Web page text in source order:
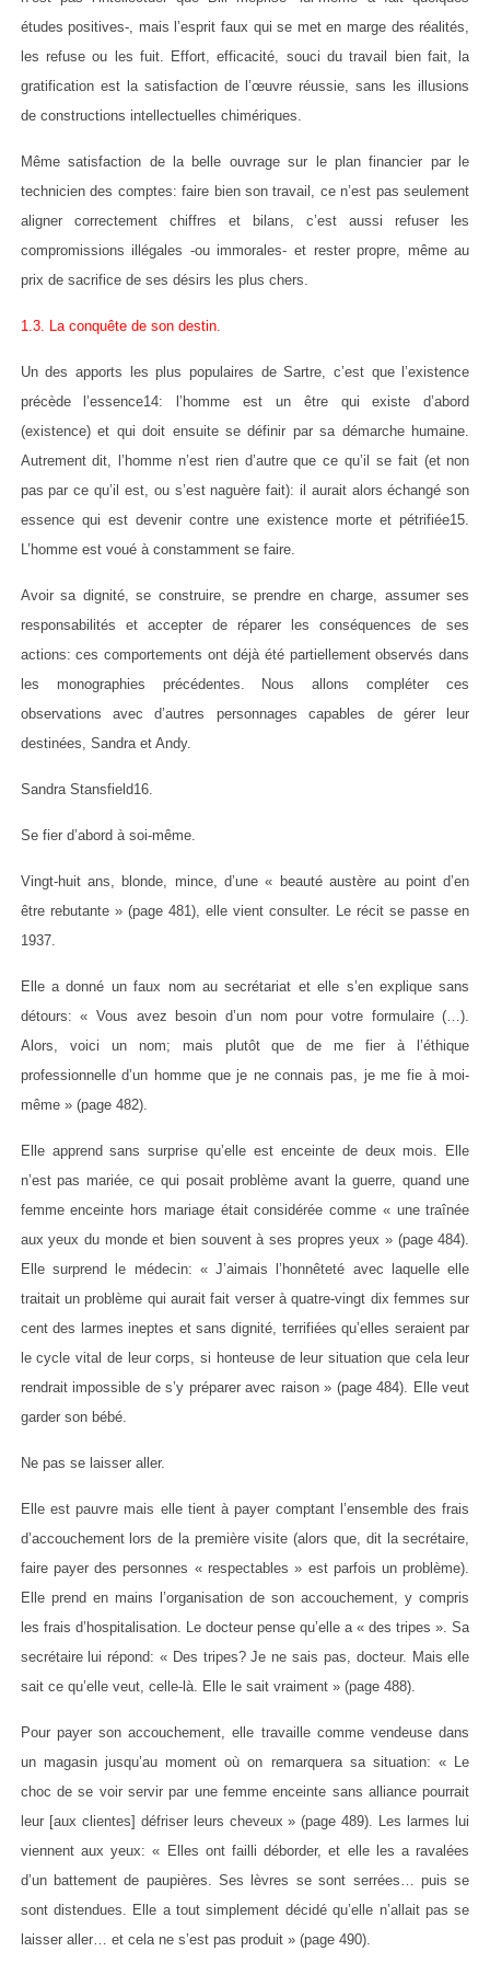
études positives-, mais l’esprit faux qui se met en marge des réalités,
les refuse ou les fuit. Effort, efficacité, souci du travail bien fait, la
gratification est la satisfaction de l’œuvre réussie, sans les illusions
de constructions intellectuelles chimériques.
Même satisfaction de la belle ouvrage sur le plan financier par le
technicien des comptes: faire bien son travail, ce n’est pas seulement
aligner correctement chiffres et bilans, c’est aussi refuser les
compromissions illégales -ou immorales- et rester propre, même au
prix de sacrifice de ses désirs les plus chers.
1.3. La conquête de son destin.
Un des apports les plus populaires de Sartre, c’est que l’existence
précède l’essence14: l’homme est un être qui existe d’abord
(existence) et qui doit ensuite se définir par sa démarche humaine.
Autrement dit, l’homme n’est rien d’autre que ce qu’il se fait (et non
pas par ce qu’il est, ou s’est naguère fait): il aurait alors échangé son
essence qui est devenir contre une existence morte et pétrifiée15.
L’homme est voué à constamment se faire.
Avoir sa dignité, se construire, se prendre en charge, assumer ses
responsabilités et accepter de réparer les conséquences de ses
actions: ces comportements ont déjà été partiellement observés dans
les monographies précédentes. Nous allons compléter ces
observations avec d’autres personnages capables de gérer leur
destinées, Sandra et Andy.
Sandra Stansfield16.
Se fier d’abord à soi-même.
Vingt-huit ans, blonde, mince, d’une « beauté austère au point d’en
être rebutante » (page 481), elle vient consulter. Le récit se passe en
1937.
Elle a donné un faux nom au secrétariat et elle s’en explique sans
détours: « Vous avez besoin d’un nom pour votre formulaire (…).
Alors, voici un nom; mais plutôt que de me fier à l’éthique
professionnelle d’un homme que je ne connais pas, je me fie à moi-
même » (page 482).
Elle apprend sans surprise qu’elle est enceinte de deux mois. Elle
n’est pas mariée, ce qui posait problème avant la guerre, quand une
femme enceinte hors mariage était considérée comme « une traînée
aux yeux du monde et bien souvent à ses propres yeux » (page 484).
Elle surprend le médecin: « J’aimais l’honnêteté avec laquelle elle
traitait un problème qui aurait fait verser à quatre-vingt dix femmes sur
cent des larmes ineptes et sans dignité, terrifiées qu’elles seraient par
le cycle vital de leur corps, si honteuse de leur situation que cela leur
rendrait impossible de s’y préparer avec raison » (page 484). Elle veut
garder son bébé.
Ne pas se laisser aller.
Elle est pauvre mais elle tient à payer comptant l’ensemble des frais
d’accouchement lors de la première visite (alors que, dit la secrétaire,
faire payer des personnes « respectables » est parfois un problème).
Elle prend en mains l’organisation de son accouchement, y compris
les frais d’hospitalisation. Le docteur pense qu’elle a « des tripes ». Sa
secrétaire lui répond: « Des tripes? Je ne sais pas, docteur. Mais elle
sait ce qu’elle veut, celle-là. Elle le sait vraiment » (page 488).
Pour payer son accouchement, elle travaille comme vendeuse dans
un magasin jusqu’au moment où on remarquera sa situation: « Le
choc de se voir servir par une femme enceinte sans alliance pourrait
leur [aux clientes] défriser leurs cheveux » (page 489). Les larmes lui
viennent aux yeux: « Elles ont failli déborder, et elle les a ravalées
d’un battement de paupières. Ses lèvres se sont serrées… puis se
sont distendues. Elle a tout simplement décidé qu’elle n’allait pas se
laisser aller… et cela ne s’est pas produit » (page 490).